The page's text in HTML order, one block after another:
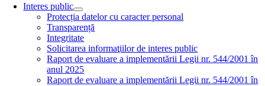
Interes public
Protecția datelor cu caracter personal
Transparență
Integritate
Solicitarea informaţiilor de interes public
Raport de evaluare a implementării Legii nr. 544/2001 în
anul 2025
Raport de evaluare a implementării Legii nr. 544/2001 în